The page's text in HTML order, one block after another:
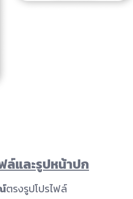
ล์และรูปหน้าปก
ตรงรูปโปรไฟล์